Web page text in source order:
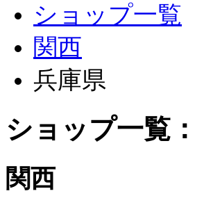
ショップ一覧
関西
兵庫県
ショップ一覧：
関西